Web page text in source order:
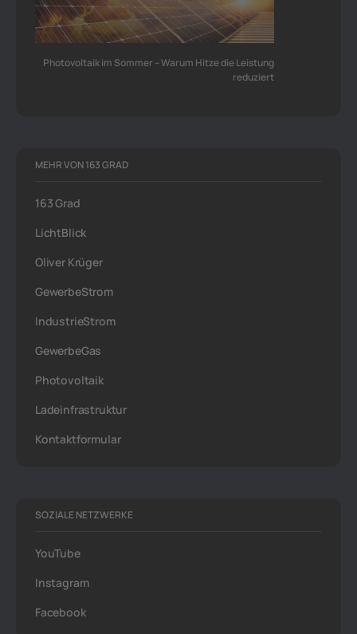
Photovoltaik im Sommer – Warum Hitze die Leistung
reduziert
MEHR VON 163 GRAD
163 Grad
LichtBlick
Oliver Krüger
GewerbeStrom
IndustrieStrom
GewerbeGas
Photovoltaik
Ladeinfrastruktur
Kontaktformular
SOZIALE NETZWERKE
YouTube
Instagram
Facebook